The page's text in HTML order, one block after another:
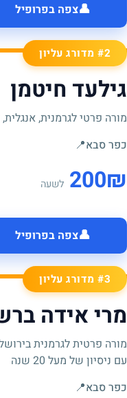
👤צפה בפרופיל
#2 מדורג עליון
גילעד חיטמן
מורה פרטי לגרמנית,
כפר סבא📍
₪
200 לשעה
👤צפה בפרופיל
#3 מדורג עליון
מרי אידה
מורה פרטית לגרמנית
עם ניסיון של מעל 20 שנה
כפר סבא📍